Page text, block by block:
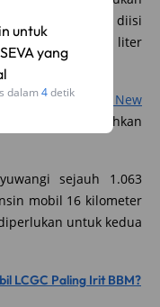
untuk
yang
dalam 3detik
kendaraan diisi
dengan harga per liter
danDaihatsu All New
43 liter, dibutuhkan
sejauh 1.063
mobil 16 kilometer
untuk kedua
LCGC Paling Irit BBM?